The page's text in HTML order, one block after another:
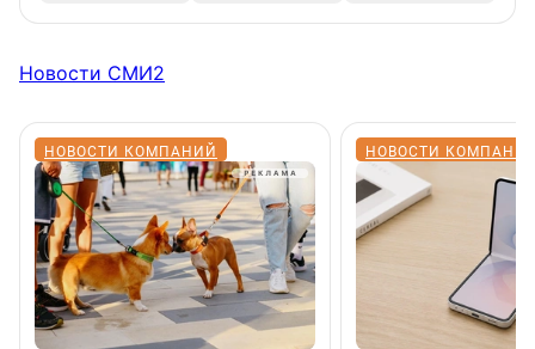
Новости СМИ2
НОВОСТИ КОМПАНИЙ НОВОСТИ